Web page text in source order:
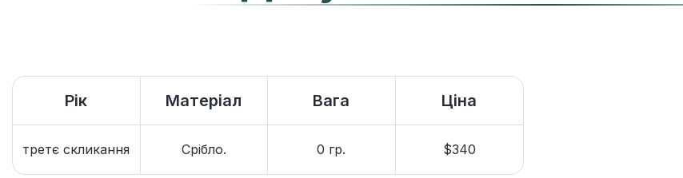
Рік Матеріал Вага Ціна
третє скликання Срібло. 0 гр. $340